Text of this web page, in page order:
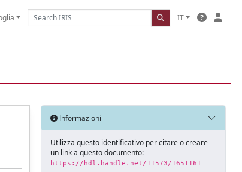
IT
Informazioni
Utilizza questo identificativo per citare o creare
un link a questo documento:
https://hdl.handle.net/11573/1651161